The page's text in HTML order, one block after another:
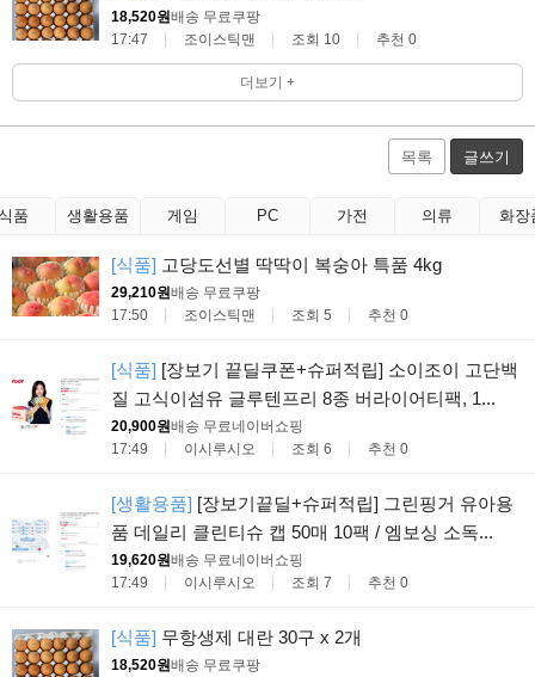
18,520원배송 무료 쿠팡
17:47
조이스틱맨 조회 10 추천 0
더보기 +
목록 글쓰기
품 생활용품 게임 PC 가전 의류 화장
[식품] 고당도선별 딱딱이 복숭아 특품 4kg
29,210원배송 무료 쿠팡
17:50
조이스틱맨 조회 5 추천 0
[식품] [장보기 끝딜쿠폰+슈퍼적립] 소이조이 고단백
질 고식이섬유 글루텐프리 8종 버라이어티팩, 1...
20,900원배송 무료네이버쇼핑
17:49
이시루시오 조회 6 추천 0
[생활용품] [장보기끝딜+슈퍼적립] 그린핑거 유아용
품 데일리 클린티슈 캡 50매 10팩 / 엠보싱 소독...
19,620원배송 무료네이버쇼핑
17:49
이시루시오 조회 7 추천 0
[식품] 무항생제 대란 30구 x 2개
18,520원배송 무료 쿠팡